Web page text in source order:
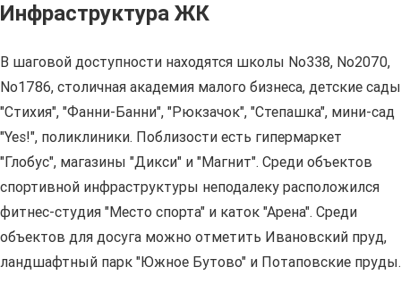
Инфраструктура ЖК
В шаговой доступности находятся школы No338, No2070,
No1786, столичная академия малого бизнеса, детские сады
"Стихия", "Фанни-Банни", "Рюкзачок", "Степашка", мини-сад
"Yes!", поликлиники. Поблизости есть гипермаркет
"Глобус", магазины "Дикси" и "Магнит". Среди объектов
спортивной инфраструктуры неподалеку расположился
фитнес-студия "Место спорта" и каток "Арена". Среди
объектов для досуга можно отметить Ивановский пруд,
ландшафтный парк "Южное Бутово" и Потаповские пруды.